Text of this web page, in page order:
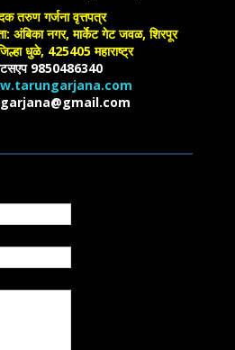
तरुण गर्जना वृत्तपत्र
अंबिका नगर, मार्केट गेट जवळ, शिरपूर
धुळे, 425405 महाराष्ट्र
9850486340